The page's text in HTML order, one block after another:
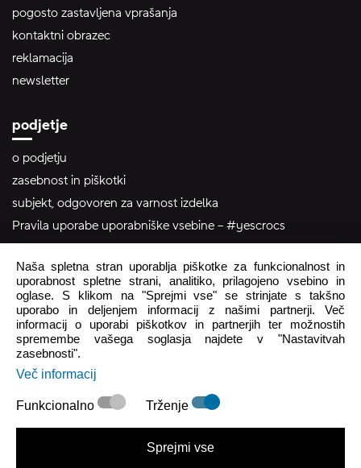
pogosto zastavljena vprašanja
kontaktni obrazec
reklamacija
newsletter
podjetje
o podjetju
zasebnost in piškotki
subjekt, odgovoren za varnost izdelka
Pravila uporabe uporabniške vsebine – #yescrocs
pomoč uporabnikom
Pon - Pet 8:00 - 16:00
Sob - Ned Zaprto
crocs.trgovina@intersocks.com
+386 25 371 454
Pošlji
Naša spletna stran uporablja piškotke za funkcionalnost in
uporabnost spletne strani, analitiko, prilagojeno vsebino in
oglase. S klikom na "Sprejmi vse" se strinjate s takšno
uporabo in deljenjem informacij z našimi partnerji. Več
informacij o uporabi piškotkov in partnerjih ter možnostih
spremembe vašega soglasja najdete v "Nastavitvah
zasebnosti".
Več informacij
Funkcionalno Trženje
Sprejmi vse